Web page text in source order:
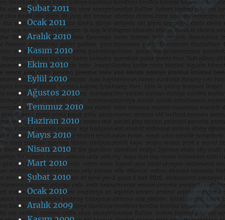
Şubat 2011
Ocak 2011
Aralık 2010
Kasım 2010
Ekim 2010
Eylül 2010
Ağustos 2010
Temmuz 2010
Haziran 2010
Mayıs 2010
Nisan 2010
Mart 2010
Şubat 2010
Ocak 2010
Aralık 2009